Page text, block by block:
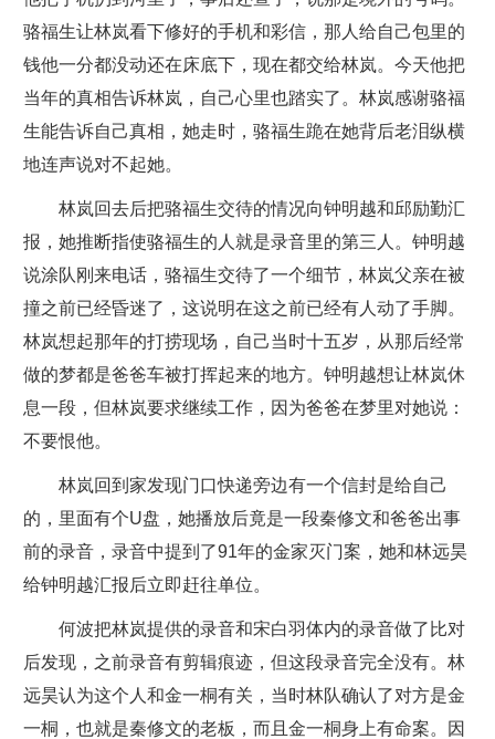
骆福生让林岚看下修好的手机和彩信，那人给自己包里的
钱他一分都没动还在床底下，现在都交给林岚。今天他把
当年的真相告诉林岚，自己心里也踏实了。林岚感谢骆福
生能告诉自己真相，她走时，骆福生跪在她背后老泪纵横
地连声说对不起她。
林岚回去后把骆福生交待的情况向钟明越和邱励勤汇
报，她推断指使骆福生的人就是录音里的第三人。钟明越
说涂队刚来电话，骆福生交待了一个细节，林岚父亲在被
撞之前已经昏迷了，这说明在这之前已经有人动了手脚。
林岚想起那年的打捞现场，自己当时十五岁，从那后经常
做的梦都是爸爸车被打挥起来的地方。钟明越想让林岚休
息一段，但林岚要求继续工作，因为爸爸在梦里对她说：
不要恨他。
林岚回到家发现门口快递旁边有一个信封是给自己
的，里面有个U盘，她播放后竟是一段秦修文和爸爸出事
前的录音，录音中提到了91年的金家灭门案，她和林远昊
给钟明越汇报后立即赶往单位。
何波把林岚提供的录音和宋白羽体内的录音做了比对
后发现，之前录音有剪辑痕迹，但这段录音完全没有。林
远昊认为这个人和金一桐有关，当时林队确认了对方是金
一桐，也就是秦修文的老板，而且金一桐身上有命案。因